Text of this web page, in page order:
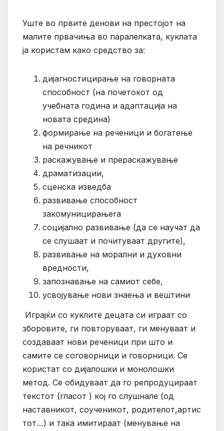
Уште во првите денови на престојот на
малите првачиња во паралелката, куклата
ја користам како средство за:
дијагностицирање на говорната
способност (на почетокот од
учебната година и адаптација на
новата средина)
формирање на реченици и богатење
на речникот
раскажување и прераскажување
драматизации,
сценска изведба
развивање способност
закомуницирањеra
социјално развивање (да се научат да
се слушаат и почитуваат другите),
развивање на морални и духовни
вредности,
запознавање на самиот себе,
усвојување нови знаења и вештини
Играјќи со куклите децата си играат со
зборовите, ги повторуваат, ги менуваат и
создаваат нови реченици при што и
самите се соговорници и говорници. Се
користат со дијалошки и монолошки
метод. Се обидуваат да го репродуцираат
текстот (гласот ) кој го слушнале (од
наставникот, соученикот, родителот,артис
тот…) и така имитираат (менување на